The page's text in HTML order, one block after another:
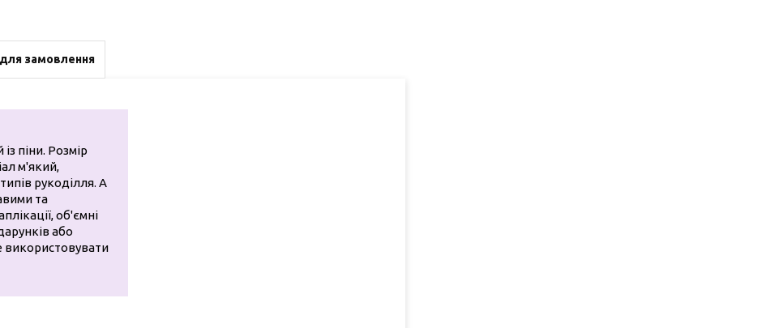
замовлення
піни. Розмір
м'який,
рукоділля. А
та
об'ємні
або
використовувати